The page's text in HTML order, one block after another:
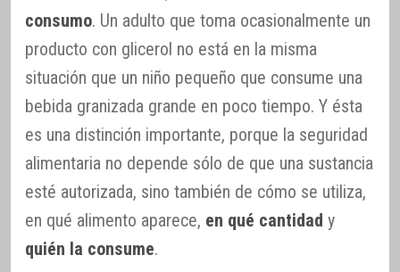
consumo. Un adulto que toma ocasionalmente un
producto con glicerol no está en la misma
situación que un niño pequeño que consume una
bebida granizada grande en poco tiempo. Y ésta
es una distinción importante, porque la seguridad
alimentaria no depende sólo de que una sustancia
esté autorizada, sino también de cómo se utiliza,
en qué alimento aparece, en qué cantidad y
quién la consume.